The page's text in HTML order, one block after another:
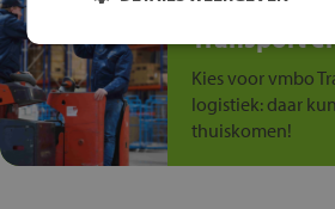
Jouw talent
Transport
Kies voor vmbo
logistiek: daar
thuiskomen!